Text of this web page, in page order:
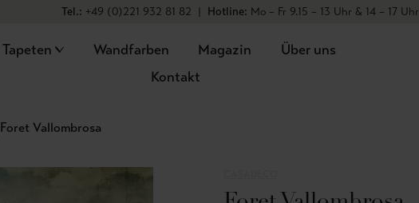
Tel.: +49 (0)221 932 81 82 | Hotline: Mo – Fr 9.15 – 13 Uhr & 14 – 17 Uhr
Tapeten Wandfarben Magazin
Über uns
Kontakt
Foret Vallombrosa